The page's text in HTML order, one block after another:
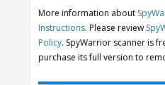
More information about
Instructions. Please review
Policy. SpyWarrior scanner is
purchase its full version to